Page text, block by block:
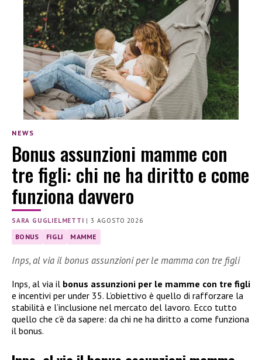
NEWS
Bonus assunzioni mamme con
tre figli: chi ne ha diritto e come
funziona davvero
SARA GUGLIELMETTI |3 AGOSTO 2026
BONUS FIGLI MAMME
Inps, al via il bonus assunzioni per le mamma con tre figli
Inps, al via il bonus assunzioni per le mamme con tre figli
e incentivi per under 35. L’obiettivo è quello di rafforzare la
stabilità e l’inclusione nel mercato del lavoro. Ecco tutto
quello che c’è da sapere: da chi ne ha diritto a come funziona
il bonus.